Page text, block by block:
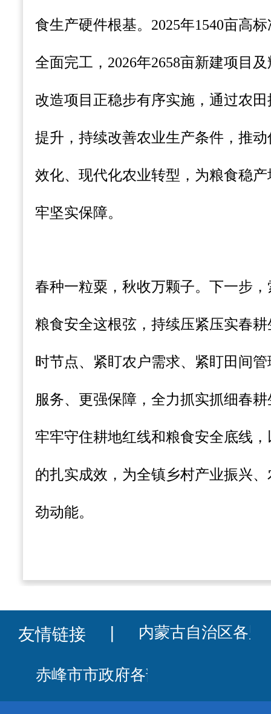
食生产硬件根基。2025年1540亩高
全面完工，2026年2658亩新建项目
改造项目正稳步有序实施，通过农
提升，持续改善农业生产条件，推
效化、现代化农业转型，为粮食稳
牢坚实保障。
春种一粒粟，秋收万颗子。下一步
粮食安全这根弦，持续压紧压实春
时节点、紧盯农户需求、紧盯田间
服务、更强保障，全力抓实抓细春
牢牢守住耕地红线和粮食安全底线
的扎实成效，为全镇乡村产业振兴
劲动能。
友情链接